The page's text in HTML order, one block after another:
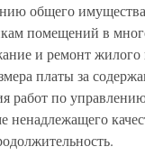
общего
помещений в
и ремонт
платы за
работ по
ненадлежащего